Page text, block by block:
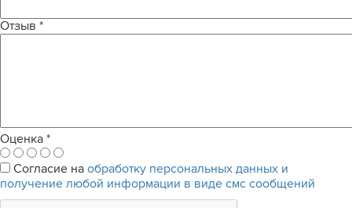
Отзыв *
Оценка *
Согласие на обработку персональных данных и
получение любой информации в виде смс сообщений